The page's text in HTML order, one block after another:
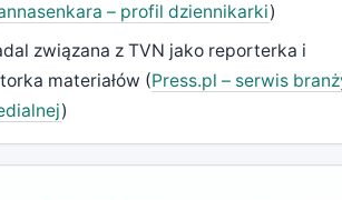
– profil dziennikarki)
związana z TVN jako reporterka i
materiałów (Press.pl – serwis
)